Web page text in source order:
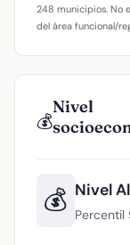
248 municipios. No
del área funcional/
💰
Nivel
💰 Nivel
Percentil